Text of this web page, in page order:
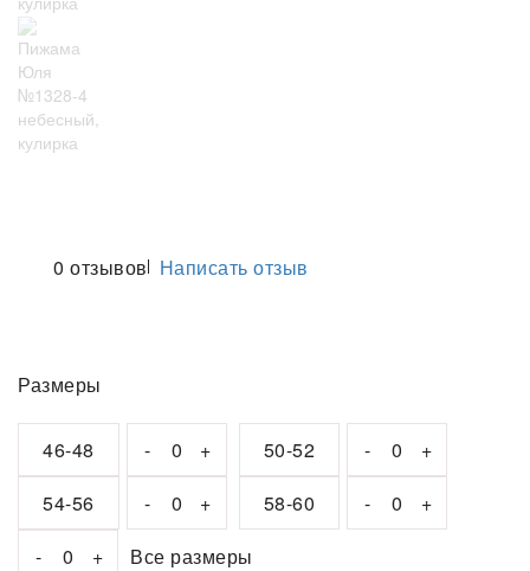
3 звезды
0 отзывов Написать отзыв
Размеры
46-48 - + 50-52 -
+
54-56
- + 58-60 -
+
-
+ Все размеры